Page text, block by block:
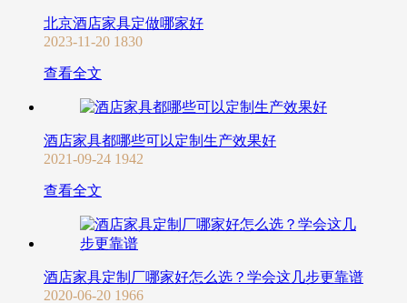
北京酒店家具定做哪家好
2023-11-20 1830
查看全文
酒店家具都哪些可以定制生产效果好
2021-09-24 1942
查看全文
酒店家具定制厂哪家好怎么选？学会这几步更靠谱
2020-06-20 1966